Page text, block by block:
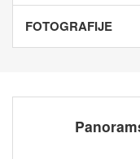
FOTOGRAFIJE